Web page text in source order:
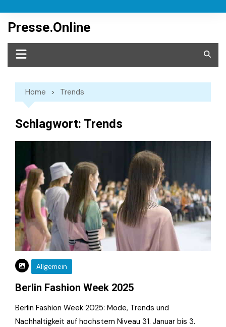
content
Presse.Online
Home Trends
Schlagwort: Trends
Allgemein
Berlin Fashion Week 2025
Berlin Fashion Week 2025: Mode, Trends und
Nachhaltigkeit auf höchstem Niveau 31. Januar bis 3.